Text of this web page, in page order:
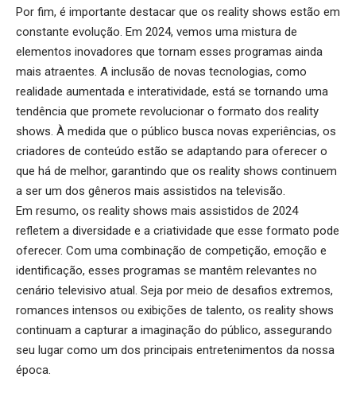
Por fim, é importante destacar que os reality shows estão em
constante evolução. Em 2024, vemos uma mistura de
elementos inovadores que tornam esses programas ainda
mais atraentes. A inclusão de novas tecnologias, como
realidade aumentada e interatividade, está se tornando uma
tendência que promete revolucionar o formato dos reality
shows. À medida que o público busca novas experiências, os
criadores de conteúdo estão se adaptando para oferecer o
que há de melhor, garantindo que os reality shows continuem
a ser um dos gêneros mais assistidos na televisão.
Em resumo, os reality shows mais assistidos de 2024
refletem a diversidade e a criatividade que esse formato pode
oferecer. Com uma combinação de competição, emoção e
identificação, esses programas se mantêm relevantes no
cenário televisivo atual. Seja por meio de desafios extremos,
romances intensos ou exibições de talento, os reality shows
continuam a capturar a imaginação do público, assegurando
seu lugar como um dos principais entretenimentos da nossa
época.